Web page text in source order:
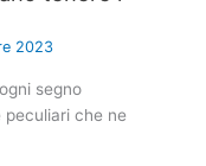
2023
segno
che ne